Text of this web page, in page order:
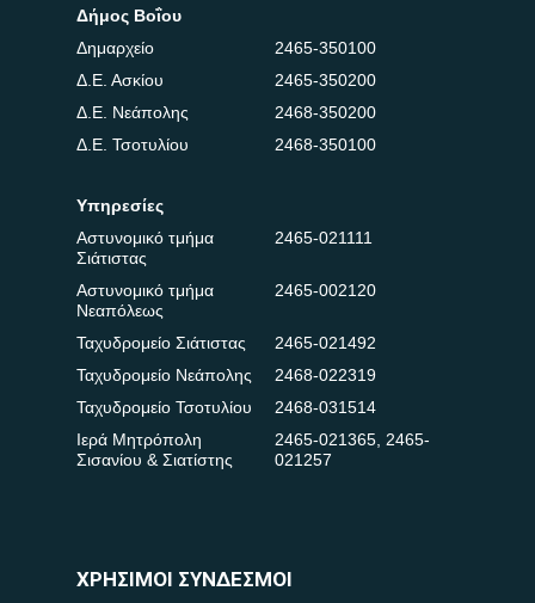
Δήμος Βοΐου
Δημαρχείο
2465-350100
Δ.Ε. Ασκίου
2465-350200
Δ.Ε. Νεάπολης
2468-350200
Δ.Ε. Τσοτυλίου
2468-350100
Υπηρεσίες
Αστυνομικό τμήμα
Σιάτιστας
2465-021111
Αστυνομικό τμήμα
Νεαπόλεως
2465-002120
Ταχυδρομείο Σιάτιστας
2465-021492
Ταχυδρομείο Νεάπολης
2468-022319
Ταχυδρομείο Τσοτυλίου
2468-031514
Ιερά Μητρόπολη
Σισανίου & Σιατίστης
2465-021365, 2465-
021257
ΧΡΗΣΙΜΟΙ ΣΥΝΔΕΣΜΟΙ